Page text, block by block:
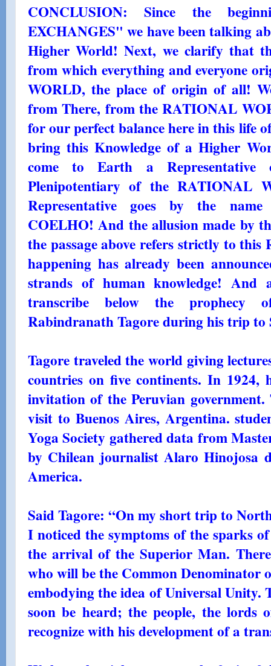
CONCLUSION: Since the
EXCHANGES" we have been talking
Higher World! Next, we clarify that
from which everything and everyone
WORLD, the place of origin of all!
from There, from the RATIONAL
for our perfect balance here in this life
bring this Knowledge of a Higher
come to Earth a
Plenipotentiary of the RATIONAL
Representative goes by the
COELHO! And the allusion made by
the passage above refers strictly to
happening has already been
strands of human knowledge! And
transcribe below the prophecy
Rabindranath Tagore during his trip to
Tagore traveled the world giving
countries on five continents. In
invitation of the Peruvian
visit to Buenos Aires, Argentina.
Yoga Society gathered data from
by Chilean journalist Alaro Hinojosa
America.
Said Tagore: “On my short trip to
I noticed the symptoms of the sparks
the arrival of the Superior Man.
who will be the Common Denominator
embodying the idea of ​​Universal Unity.
soon be heard; the people, the lords
recognize with his development of a